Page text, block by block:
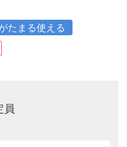
たまる使える
員